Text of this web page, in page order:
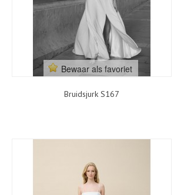
Bruidsjurk S167
Bewaar als favoriet